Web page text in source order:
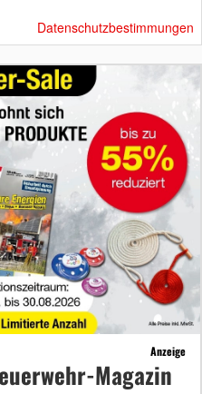
Datenschutzbestimmungen
Anzeige
Magazin